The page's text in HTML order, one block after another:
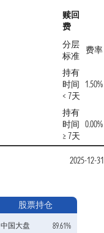
赎回
费
分层
标准
费率
持有
时间
< 7天
1.50%
持有
时间
≥ 7天
0.00%
2025-12-31
股票持仓
中国大盘
89.61%